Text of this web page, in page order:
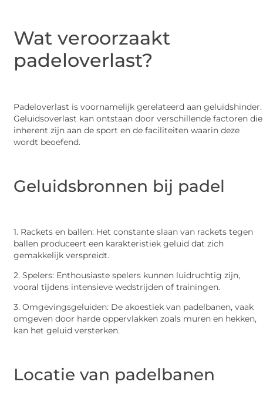
Wat veroorzaakt
padeloverlast?
Padeloverlast is voornamelijk gerelateerd aan geluidshinder.
Geluidsoverlast kan ontstaan door verschillende factoren die
inherent zijn aan de sport en de faciliteiten waarin deze
wordt beoefend.
Geluidsbronnen bij padel
1. Rackets en ballen: Het constante slaan van rackets tegen
ballen produceert een karakteristiek geluid dat zich
gemakkelijk verspreidt.
2. Spelers: Enthousiaste spelers kunnen luidruchtig zijn,
vooral tijdens intensieve wedstrijden of trainingen.
3. Omgevingsgeluiden: De akoestiek van padelbanen, vaak
omgeven door harde oppervlakken zoals muren en hekken,
kan het geluid versterken.
Locatie van padelbanen